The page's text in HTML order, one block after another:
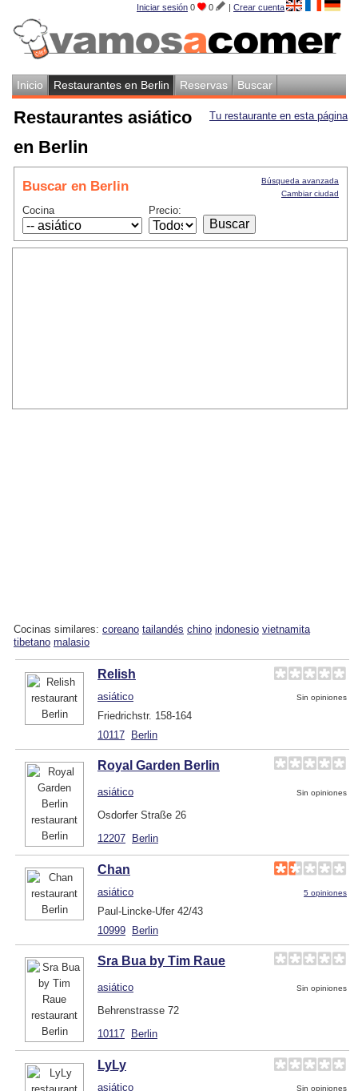
Iniciar sesión 0 0 | Crear cuenta
Inicio Restaurantes en Berlin Reservas Buscar
Tu restaurante en esta página
Restaurantes asiático
en Berlin
Buscar en Berlin
Cocina Precio:
Búsqueda avanzada
Cambiar ciudad
Cocinas similares: coreano tailandés chino indonesio vietnamita
tibetano malasio
Relish
asiático Sin opiniones
Friedrichstr. 158-164
10117 Berlin
Royal Garden Berlin
asiático Sin opiniones
Osdorfer Straße 26
12207 Berlin
Chan
asiático 5 opiniones
Paul-Lincke-Ufer 42/43
10999 Berlin
Sra Bua by Tim Raue
asiático Sin opiniones
Behrenstrasse 72
10117 Berlin
LyLy
asiático Sin opiniones